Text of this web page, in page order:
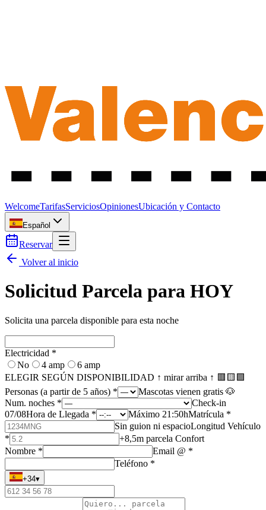
WelcomeTarifasServiciosOpinionesUbicación y Contacto
Español
Reservar
Volver al inicio
Solicitud Parcela para HOY
Solicita una parcela disponible para esta noche
Electricidad *
No
4 amp
6 amp
ELEGIR SEGÚN DISPONIBILIDAD ↑ mirar arriba ↑ 🟥🟨🟩
Personas (a partir de 5 años) *
Mascotas vienen gratis 🐶
Num. noches *
Check-in
07/08Hora de Llegada * Máximo 21:50hMatrícula *
Sin guion ni espacioLongitud Vehículo
*
+8,5m parcela Confort
Nombre * Email @ *
Teléfono *
+34▾